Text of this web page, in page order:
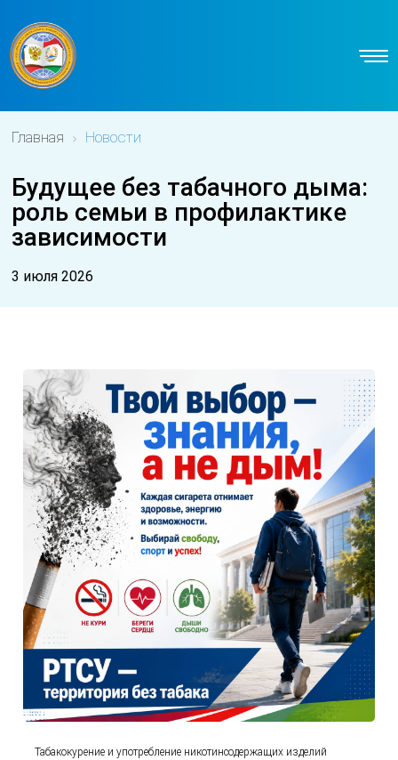
Главная Новости
Будущее без табачного дыма:
роль семьи в профилактике
зависимости
3 июля 2026
Табакокурение и употребление никотинсодержащих изделий